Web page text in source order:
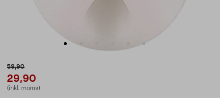
59,90
29,90
(inkl. moms)